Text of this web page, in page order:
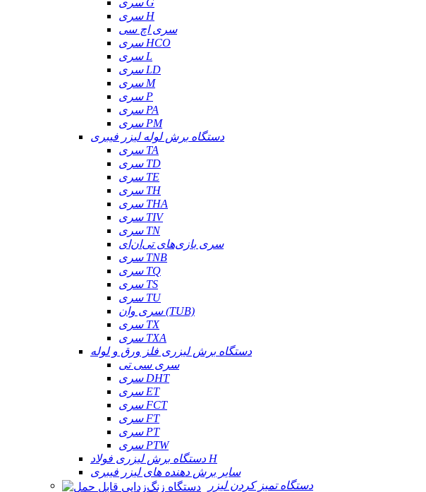
سری H
سری اچ سی
سری HCO
سری L
سری LD
سری M
سری P
سری PA
سری PM
دستگاه برش لوله لیزر فیبری
سری TA
سری TD
سری TE
سری TH
سری THA
سری TIV
سری TN
سری بازی‌های تی‌ان‌ای
سری TNB
سری TQ
سری TS
سری TU
سری وان (TUB)
سری TX
سری TXA
دستگاه برش لیزری فلز ورق و لوله
سری سی تی
سری DHT
سری ET
سری FCT
سری FT
سری PT
سری PTW
دستگاه برش لیزری فولاد H
سایر برش دهنده های لیزر فیبری
دستگاه تمیز کردن لیزر